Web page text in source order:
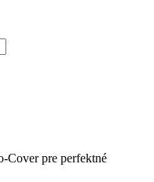
Cover pre perfektné